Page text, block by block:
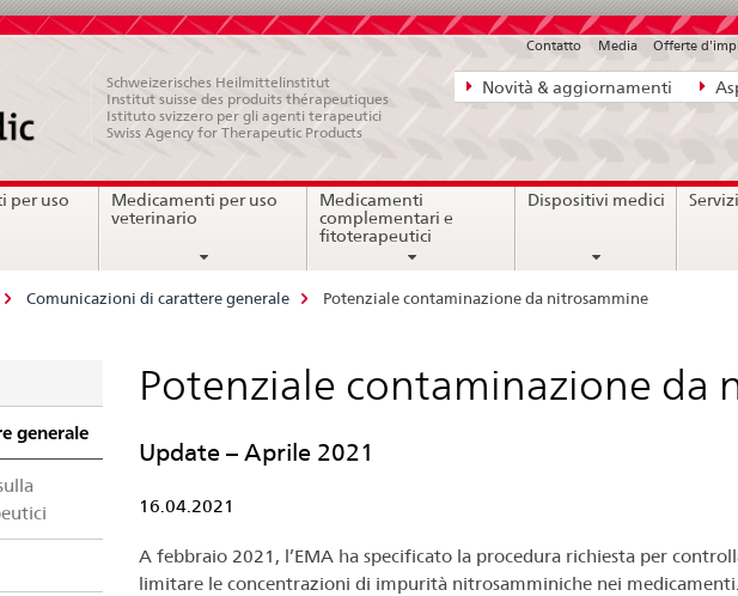
Navigazione
diretta:
aspetti
Novità & aggiornamenti
Contatto Media Offerte
Schweizerisches Heilmittelinstitut
Institut suisse des produits thérapeutiques
Istituto svizzero per gli agenti terapeutici
Swiss Agency for Therapeutic Products
per uso
Medicamenti per uso
veterinario
Medicamenti
complementari e
fitoterapeutici
Dispositivi medici
Comunicazioni di carattere generale Potenziale contaminazione da nitrosammine
generale
Potenziale contaminazione da
Update – Aprile 2021
16.04.2021
A febbraio 2021, l’EMA ha specificato la procedura richiesta per
limitare le concentrazioni di impurità nitrosamminiche nei medicamenti.